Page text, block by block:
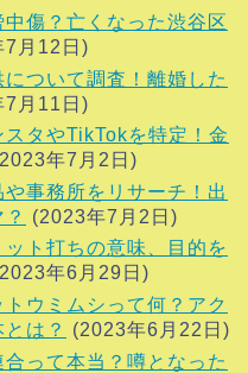
傷？亡くなった渋谷区
7月12日)
ついて調査！離婚した
7月11日)
スタやTikTokを特定！金
年7月2日)
事務所をリサーチ！出
(2023年7月2日)
ット打ちの意味、目的を
年6月29日)
トウミムシって何？アク
は？
(2023年6月22日)
って本当？噂となった